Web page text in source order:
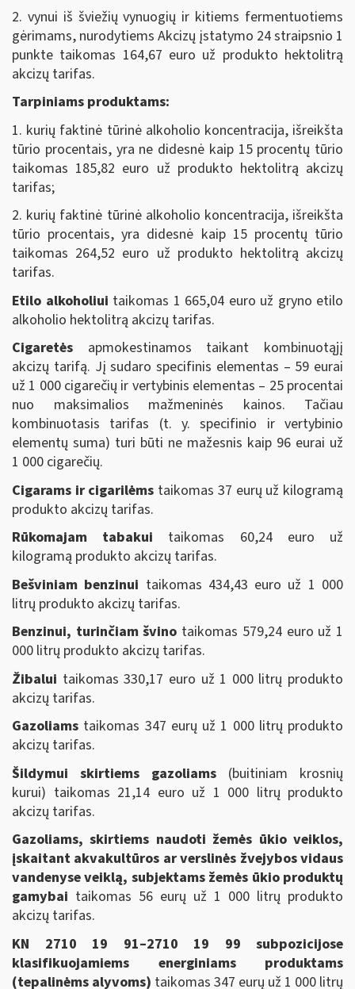
2. vynui iš šviežių vynuogių ir kitiems fermentuotiems
gėrimams, nurodytiems Akcizų įstatymo 24 straipsnio 1
punkte taikomas 164,67 euro už produkto hektolitrą
akcizų tarifas.
Tarpiniams produktams:
1. kurių faktinė tūrinė alkoholio koncentracija, išreikšta
tūrio procentais, yra ne didesnė kaip 15 procentų tūrio
taikomas 185,82 euro už produkto hektolitrą akcizų
tarifas;
2. kurių faktinė tūrinė alkoholio koncentracija, išreikšta
tūrio procentais, yra didesnė kaip 15 procentų tūrio
taikomas 264,52 euro už produkto hektolitrą akcizų
tarifas.
Etilo alkoholiui taikomas 1 665,04 euro už gryno etilo
alkoholio hektolitrą akcizų tarifas.
Cigaretės apmokestinamos taikant kombinuotąjį
akcizų tarifą. Jį sudaro specifinis elementas – 59 eurai
už 1 000 cigarečių ir vertybinis elementas – 25 procentai
nuo maksimalios mažmeninės kainos. Tačiau
kombinuotasis tarifas (t. y. specifinio ir vertybinio
elementų suma) turi būti ne mažesnis kaip 96 eurai už
1 000 cigarečių.
Cigarams ir cigarilėms taikomas 37 eurų už kilogramą
produkto akcizų tarifas.
Rūkomajam tabakui taikomas 60,24 euro už
kilogramą produkto akcizų tarifas.
Bešviniam benzinui taikomas 434,43 euro už 1 000
litrų produkto akcizų tarifas.
Benzinui, turinčiam švino taikomas 579,24 euro už 1
000 litrų produkto akcizų tarifas.
Žibalui taikomas 330,17 euro už 1 000 litrų produkto
akcizų tarifas.
Gazoliams taikomas 347 eurų už 1 000 litrų produkto
akcizų tarifas.
Šildymui skirtiems gazoliams (buitiniam krosnių
kurui) taikomas 21,14 euro už 1 000 litrų produkto
akcizų tarifas.
Gazoliams, skirtiems naudoti žemės ūkio veiklos,
įskaitant akvakultūros ar verslinės žvejybos vidaus
vandenyse veiklą, subjektams žemės ūkio produktų
gamybai taikomas 56 eurų už 1 000 litrų produkto
akcizų tarifas.
KN 2710 19 91–2710 19 99 subpozicijose
klasifikuojamiems energiniams produktams
(tepalinėms alyvoms) taikomas 347 eurų už 1 000 litrų